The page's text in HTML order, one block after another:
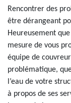
Rencontrer des
être dérangeant
Heureusement
mesure de vous
équipe de
problématique,
l’eau de votre
à propos de ses